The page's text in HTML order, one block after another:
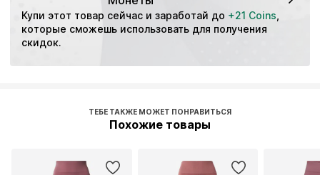
Купи этот товар сейчас и заработай до +21 Coins
которые сможешь использовать для получения
скидок.
ТЕБЕ ТАКЖЕ МОЖЕТ ПОНРАВИТЬСЯ
Похожие товары